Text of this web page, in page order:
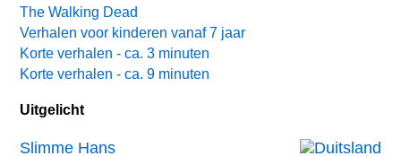
The Walking Dead
Verhalen voor kinderen vanaf 7 jaar
Korte verhalen - ca. 3 minuten
Korte verhalen - ca. 9 minuten
Uitgelicht
Slimme Hans